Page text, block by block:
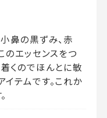
鼻の黒ずみ、赤
のエッセンスをつ
くのでほんとに敏
テムです。これか